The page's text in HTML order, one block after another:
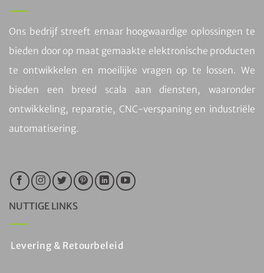
Ons bedrijf streeft ernaar hoogwaardige oplossingen te
bieden door op maat gemaakte elektronische producten
te ontwikkelen en moeilijke vragen op te lossen. We
bieden een breed scala aan diensten, waaronder
ontwikkeling, reparatie, CNC-verspaning en industriële
automatisering.
NUTTIGE LINKS
Levering & Retourbeleid